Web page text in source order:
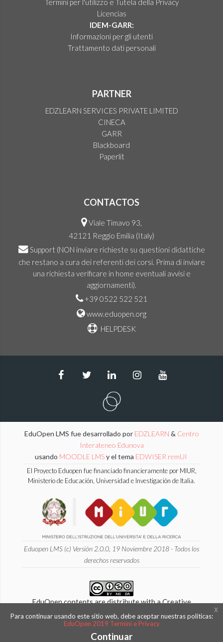
Termini per l'utilizzo e Tutela della Privacy
Licencias
IDEM-GARR:
Informazioni per gli utenti
Trattamento dati personali
PARTNER
EDZLEARN SERVICES PRIVATE LIMITED
CINECA
GARR
Blackboard
Paperlit
CONTACTOS
Viale Timavo 93,
42121 Reggio Emilia (Italy)
Support (NON inviare richieste su questioni didattiche
che restano a cura dei referenti dei corsi. Prima di inviare
una richiesta verificare in home eventuali avvisi e
aggiornamenti).
+39 0522 522 521
www.eduopen.org
HELPDESK
EduOpen LMS fue desarrollado por EDZLEARN & Centro
Interateneo Edunova
usando MOODLE LMSy el tema EDWISER remUI
El Proyecto Eduopen fue financiado financieramente por MIUR,
Ministerio de Educación, Universidad e Investigación de Italia.
Eduopen LMS (c) Versión 2.0.0, 19 Noviembre 2018 - Todos los
derechos reservados
EduOpen contents are distribute with a Creative
Commons 4.0 International
Attribution - NonCommercial - ShareAlike License.
Para continuar usando este sitio web, debe aceptar nuestras políticas:
EduOpen 2019 Termini e Privacy
Continuar
x